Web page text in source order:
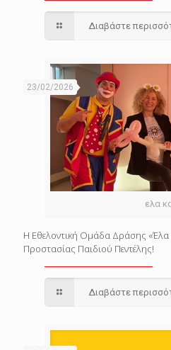
Διαβάστε
ελα
23/02/2026
Η Εθελοντική Ομάδα Δράσης
Προστασίας Παιδιού Πεντέλης!
Διαβάστε